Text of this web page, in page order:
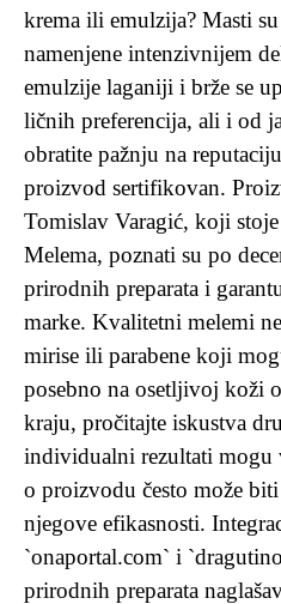
krema ili emulzija? Masti
namenjene intenzivnijem
emulzije laganiji i brže se
ličnih preferencija, ali i od
obratite pažnju na
proizvod sertifikovan.
Tomislav Varagić, koji
Melema, poznati su po
prirodnih preparata i
marke. Kvalitetni melemi
mirise ili parabene koji
posebno na osetljivoj koži
kraju, pročitajte iskustva
individualni rezultati mogu
o proizvodu često može
njegove efikasnosti.
`onaportal.com` i
prirodnih preparata